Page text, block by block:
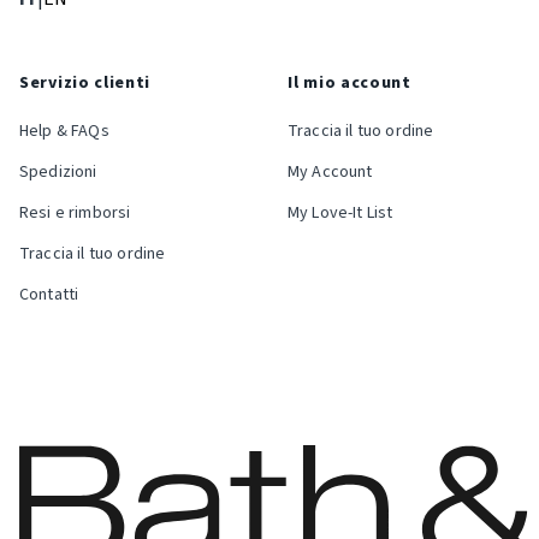
Servizio clienti
Help & FAQs
Spedizioni
Resi e rimborsi
Traccia il tuo ordine
Contatti
Il mio account
Traccia il tuo ordine
My Account
My Love-It List